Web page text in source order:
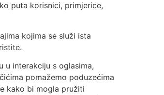
puta korisnici, primjerice,
kojima se služi ista
u interakciju s oglasima,
pomažemo poduzećima
kako bi mogla pružiti